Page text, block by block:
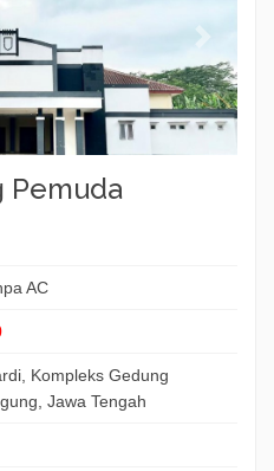
Pemuda
AC
Kompleks Gedung
Jawa Tengah